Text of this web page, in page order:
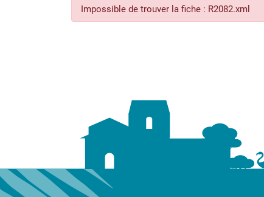
Impossible de trouver la fiche : R2082.xml